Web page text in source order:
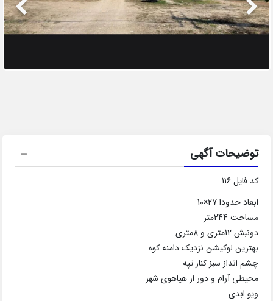
توضیحات آگهی
کد فایل 116
ابعاد حدودا 27×10
مساحت 244متر
دونبش 12متری و 8متری
بهترین لوکیشن نزدیک دامنه کوه
چشم انداز سبز کنار تپه
محیطی آرام و دور از هیاهوی شهر
ویو ابدی